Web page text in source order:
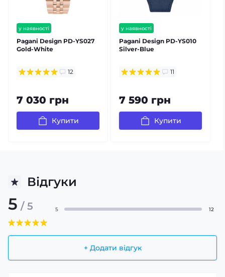
у наявності
безкоштовна доставка
гарантія 12 міс
Pagani Design PD-YS027
Gold-White
12
7 030 грн
Купити
у наявності
безкоштовна доставка
гарантія 12 міс
Pagani Design PD-YS010
Silver-Blue
11
7 590 грн
Купити
Відгуки
5 / 5
+ Додати відгук
5 12